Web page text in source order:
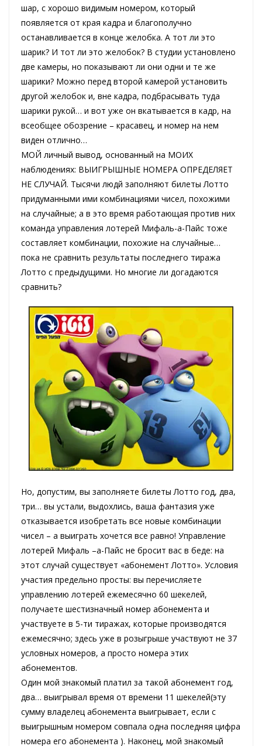
шар, с хорошо видимым номером, который
появляется от края кадра и благополучно
останавливается в конце желобка. А тот ли это
шарик? И тот ли это желобок? В студии установлено
две камеры, но показывают ли они одни и те же
шарики? Можно перед второй камерой установить
другой желобок и, вне кадра, подбрасывать туда
шарики рукой… и вот уже он вкатывается в кадр, на
всеобщее обозрение – красавец, и номер на нем
виден отлично…
МОЙ личный вывод, основанный на МОИХ
наблюдениях: ВЫИГРЫШНЫЕ НОМЕРА ОПРЕДЕЛЯЕТ
НЕ СЛУЧАЙ. Тысячи людй заполняют билеты Лотто
придуманными ими комбинациями чисел, похожими
на случайные; а в это время работающая против них
команда управления лотерей Мифаль-а-Пайс тоже
составляет комбинации, похожие на случайные…
пока не сравнить результаты последнего тиража
Лотто с предыдущими. Но многие ли догадаются
сравнить?
Но, допустим, вы заполняете билеты Лотто год, два,
три… вы устали, выдохлись, ваша фантазия уже
отказывается изобретать все новые комбинации
чисел – а выиграть хочется все равно! Управление
лотерей Мифаль –а-Пайс не бросит вас в беде: на
этот случай существует «абонемент Лотто». Условия
участия предельно просты: вы перечисляете
управлению лотерей ежемесячно 60 шекелей,
получаете шестизначный номер абонемента и
участвуете в 5-ти тиражах, которые производятся
ежемесячно; здесь уже в розыгрыше участвуют не 37
условных номеров, а просто номера этих
абонементов.
Один мой знакомый платил за такой абонемент год,
два… выигрывал время от времени 11 шекелей(эту
сумму владелец абонемента выигрывает, если с
выигрышным номером совпала одна последняя цифра
номера его абонемента ). Наконец, мой знакомый